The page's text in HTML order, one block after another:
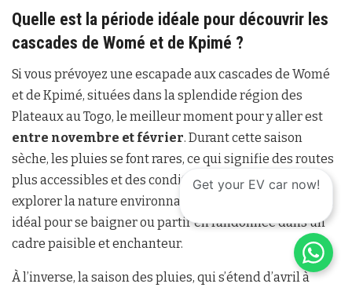
Quelle est la période idéale pour découvrir les
cascades de Womé et de Kpimé ?
Si vous prévoyez une escapade aux cascades de Womé
et de Kpimé, situées dans la splendide région des
Plateaux au Togo, le meilleur moment pour y aller est
entre novembre et février. Durant cette saison
sèche, les pluies se font rares, ce qui signifie des routes
plus accessibles et des conditions parfaites pour
explorer la nature environnante. C’est aussi le moment
idéal pour se baigner ou partir en randonnée dans un
cadre paisible et enchanteur.
À l’inverse, la saison des pluies, qui s’étend d’avril à
Get your EV car now!